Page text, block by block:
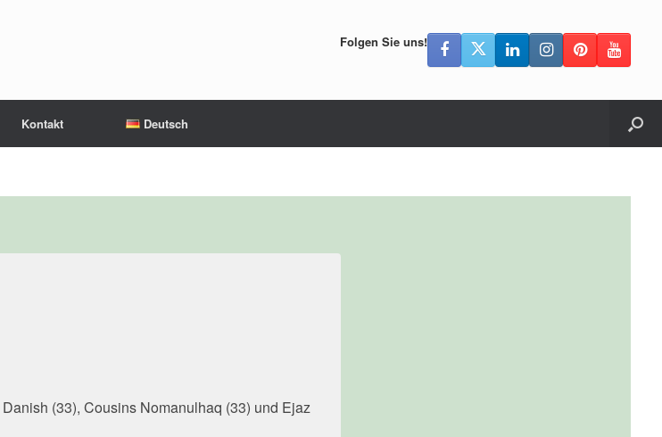
Folgen Sie uns!
Kontakt Deutsch
(33), Cousins Nomanulhaq (33) und Ejaz